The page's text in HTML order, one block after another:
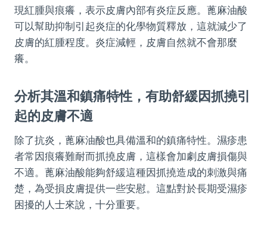
現紅腫與痕癢，表示皮膚內部有炎症反應。蓖麻油酸
可以幫助抑制引起炎症的化學物質釋放，這就減少了
皮膚的紅腫程度。炎症減輕，皮膚自然就不會那麼
癢。
分析其溫和鎮痛特性，有助舒緩因抓撓引
起的皮膚不適
除了抗炎，蓖麻油酸也具備溫和的鎮痛特性。濕疹患
者常因痕癢難耐而抓撓皮膚，這樣會加劇皮膚損傷與
不適。蓖麻油酸能夠舒緩這種因抓撓造成的刺激與痛
楚，為受損皮膚提供一些安慰。這點對於長期受濕疹
困擾的人士來說，十分重要。